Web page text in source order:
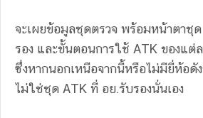
จะเผยข้อมูลชุดตรวจ พร้อมหน้าตาชุ
รอง และขั้นตอนการใช้ ATK ของแต่
ซึ่งหากนอกเหนือจากนี้หรือไม่มียี่ห้อดั
ไม่ใช่ชุด ATK ที่ อย.รับรองนั่นเอง